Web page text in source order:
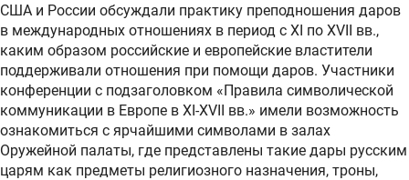
США и России обсуждали практику преподношения даров
в международных отношениях в период с ХI по XVII вв.,
каким образом российские и европейские властители
поддерживали отношения при помощи даров. Участники
конференции с подзаголовком «Правила символической
коммуникации в Европе в XI-XVII вв.» имели возможность
ознакомиться с ярчайшими символами в залах
Оружейной палаты, где представлены такие дары русским
царям как предметы религиозного назначения, троны,